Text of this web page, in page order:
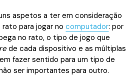
aspetos a ter em consideração
rato para jogar nocomputador: por
no rato, o tipo de jogo que
de cada dispositivo e as múltiplas
fazer sentido para um tipo de
ser importantes para outro.